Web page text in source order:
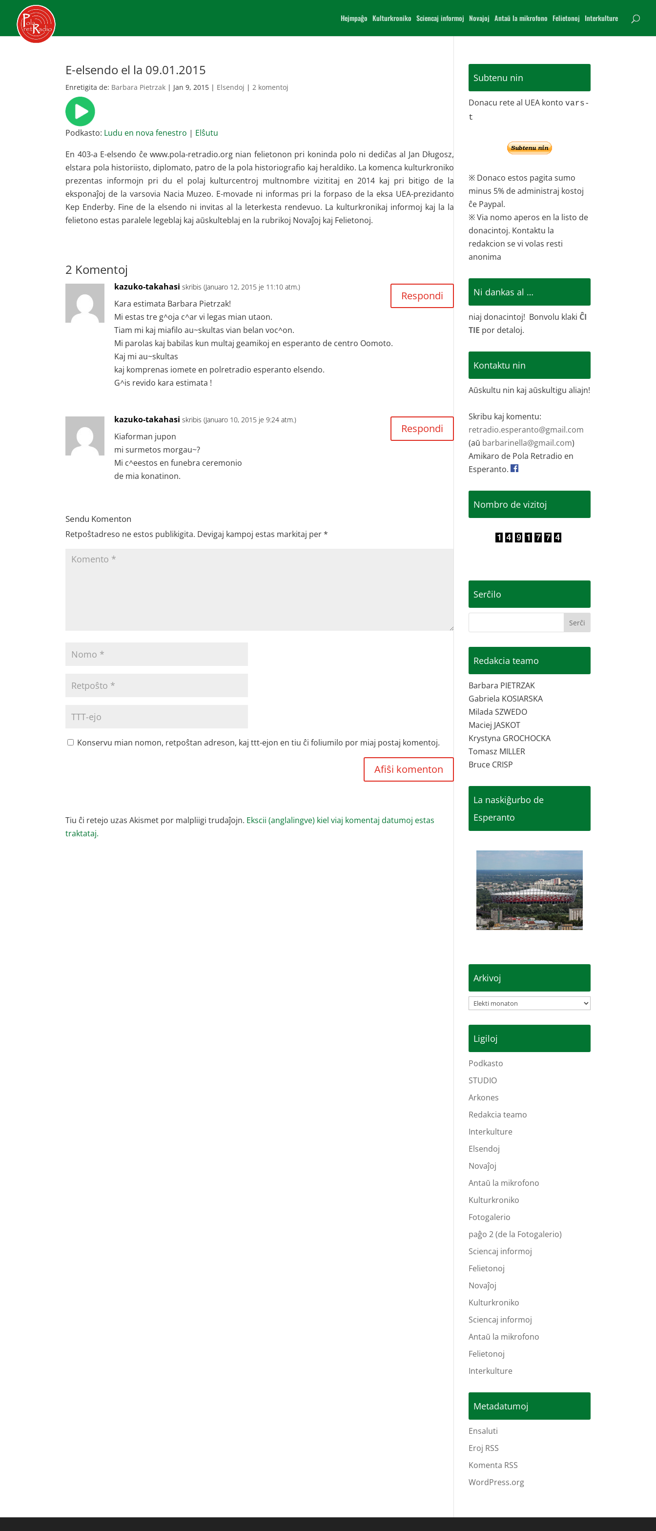
Hejmpaĝo Kulturkroniko Sciencaj informoj Novajoj Antaŭ la mikrofono Felietonoj Interkulture
E-elsendo el la 09.01.2015
Enretigita de: Barbara Pietrzak | Jan 9, 2015 | Elsendoj |2 komentoj
Podkasto: Ludu en nova fenestro | Elŝutu
En 403-a E-elsendo ĉe www.pola-retradio.org nian felietonon pri koninda polo ni dediĉas al Jan Długosz,
elstara pola historiisto, diplomato, patro de la pola historiografio kaj heraldiko. La komenca kulturkroniko
prezentas informojn pri du el polaj kulturcentroj multnombre vizititaj en 2014 kaj pri bitigo de la
eksponaĵoj de la varsovia Nacia Muzeo. E-movade ni informas pri la forpaso de la eksa UEA-prezidanto
Kep Enderby. Fine de la elsendo ni invitas al la leterkesta rendevuo. La kulturkronikaj informoj kaj la la
felietono estas paralele legeblaj kaj aŭskulteblaj en la rubrikoj Novaĵoj kaj Felietonoj.
2 Komentoj
kazuko-takahasi skribis (Januaro 12, 2015 je 11:10 atm.)
Kara estimata Barbara Pietrzak!
Mi estas tre g^oja c^ar vi legas mian utaon.
Tiam mi kaj miafilo au~skultas vian belan voc^on.
Mi parolas kaj babilas kun multaj geamikoj en esperanto de centro Oomoto.
Kaj mi au~skultas
kaj komprenas iomete en polretradio esperanto elsendo.
G^is revido kara estimata !
Respondi
kazuko-takahasi skribis (Januaro 10, 2015 je 9:24 atm.)
Kiaforman jupon
mi surmetos morgau~?
Mi c^eestos en funebra ceremonio
de mia konatinon.
Respondi
Sendu Komenton
Retpoŝtadreso ne estos publikigita. Devigaj kampoj estas markitaj per*
Konservu mian nomon, retpoŝtan adreson, kaj ttt-ejon en tiu ĉi foliumilo por miaj postaj komentoj.
Tiu ĉi retejo uzas Akismet por malpliigi trudaĵojn. Ekscii (anglalingve) kiel viaj komentaj datumoj estas
traktataj.
Subtenu nin
Donacu rete al UEA kontovars-
t
※ Donaco estos pagita sumo
minus 5% de administraj kostoj
ĉe Paypal.
※ Via nomo aperos en la listo de
donacintoj. Kontaktu la
redakcion se vi volas resti
anonima
Ni dankas al …
niaj donacintoj! Bonvolu klaki ĈI
TIE por detaloj.
Kontaktu nin
Aŭskultu nin kaj aŭskultigu aliajn!
Skribu kaj komentu:
retradio.esperanto@gmail.com
(aŭ barbarinella@gmail.com)
Amikaro de Pola Retradio en
Esperanto.
Nombro de vizitoj
Serĉilo
Redakcia teamo
Barbara PIETRZAK
Gabriela KOSIARSKA
Milada SZWEDO
Maciej JASKOT
Krystyna GROCHOCKA
Tomasz MILLER
Bruce CRISP
La naskiĝurbo de
Esperanto
Arkivoj
Arkivoj
Ligiloj
Podkasto
STUDIO
Arkones
Redakcia teamo
Interkulture
Elsendoj
Novaĵoj
Antaŭ la mikrofono
Kulturkroniko
Fotogalerio
paĝo 2 (de la Fotogalerio)
Sciencaj informoj
Felietonoj
Novaĵoj
Kulturkroniko
Sciencaj informoj
Antaŭ la mikrofono
Felietonoj
Interkulture
Metadatumoj
Ensaluti
Eroj RSS
Komenta RSS
WordPress.org